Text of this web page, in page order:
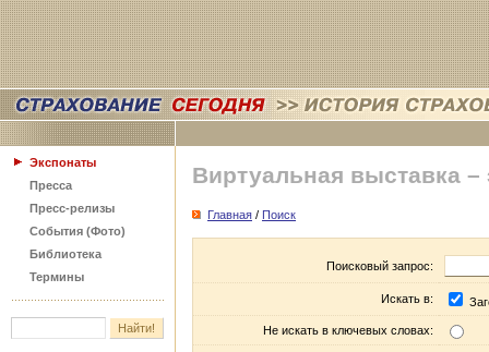
Экспонаты
Пресса
Пресс-релизы
События (Фото)
Библиотека
Термины
Виртуальная выставка –
Главная / Поиск
Поисковый запрос:
Искать в:
Не искать в ключевых словах: